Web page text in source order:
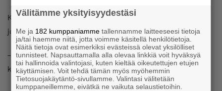
Kun Aleksi Ulkuniemeltä kysyy, kiintyykö hän koskaan
johonkin poroon, vastaus on selkeä.
– En. Kun olen lapsesta saakka tätä työtä tehnyt, niin ei sitä
kiinny.
Välitämme yksityisyydestäsi
Me ja 182 kumppaniamme tallennamme laitteeseesi tietoja
ja/tai haemme niitä, jotta voimme käsitellä henkilötietoja.
Näitä tietoja ovat esimerkiksi evästeissä olevat yksilölliset
tunnisteet. Napsauttamalla alla olevaa linkkiä voit hyväksyä
tai hallinnoida valintojasi, kuten kieltää oikeutettujen etujen
käyttämisen. Voit tehdä tämän myös myöhemmin
Tietosuojakäytäntö-sivullamme. Valintasi välitetään
kumppaneillemme, eivätkä ne vaikuta selaustietoihin.